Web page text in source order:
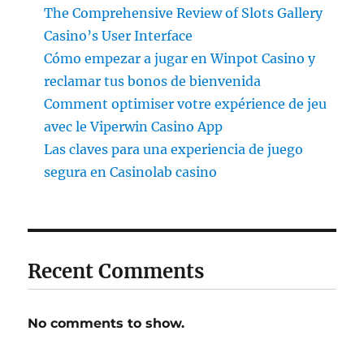
The Comprehensive Review of Slots Gallery
Casino’s User Interface
Cómo empezar a jugar en Winpot Casino y
reclamar tus bonos de bienvenida
Comment optimiser votre expérience de jeu
avec le Viperwin Casino App
Las claves para una experiencia de juego
segura en Casinolab casino
Recent Comments
No comments to show.